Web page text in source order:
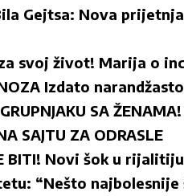
Gejtsa: Nova
svoj život! Marija o
Izdato
SA
SAJTU ZA ODRASLE
BITI! Novi šok u
“Nešto